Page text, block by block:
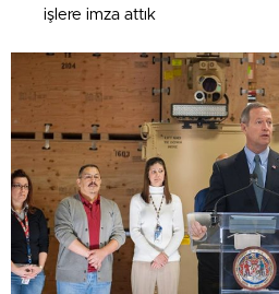
işlere imza attık